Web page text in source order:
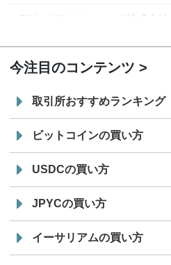
7/29
SBI VCトレード株式会社
今注目のコンテンツ
取引所おすすめランキング
ビットコインの買い方
USDCの買い方
JPYCの買い方
イーサリアムの買い方